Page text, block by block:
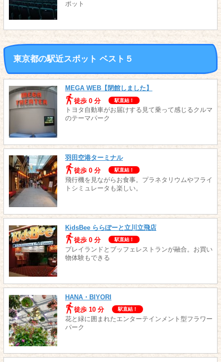
ポット
東京都の駅近スポット ベスト５
MEGA WEB【閉館しました】
徒歩 0 分
駅直結！
トヨタ自動車がお届けする見て乗って感じるクルマ
のテーマパーク
羽田空港ターミナル
徒歩 0 分
駅直結！
飛行機を見ながらお食事。プラネタリウムやフライ
トシミュレータも楽しい。
KidsBee ららぽーと立川立飛店
徒歩 0 分
駅直結！
プレイランドとブッフェレストランが融合。お買い
物体験もできる
HANA・BIYORI
徒歩 10 分
駅直結！
花と緑に囲まれたエンターテインメント型フラワー
パーク